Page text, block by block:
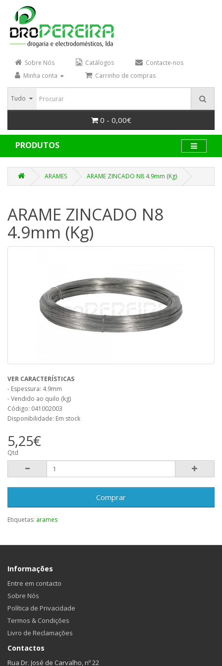
Sobre Nós Catálogos
Contacte-nos
Minha conta
Carrinho de compras
Tudo
0 - 0,00€
PRODUTOS
ARAMES ARAME ZINCADO N8 4.9mm (Kg)
ARAME ZINCADO N8
4.9mm (Kg)
VER CARACTERÍSTICAS
- Espessura: 4.9mm
- Vendido ao quilo (kg)
Código: 041002003
Disponibilidade: Em stock
5,25€
Qtd
Comprar
Etiquetas: arames
Informações
Entre em contacto
Sobre Nós
Política de Privacidade
Termos & Condições
Livro de Reclamações
Contactos
Rua Dr. José de Carvalho, nº 22